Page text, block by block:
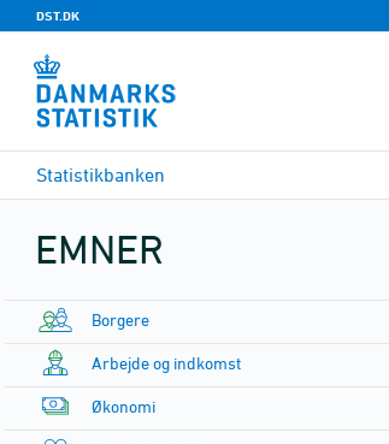
DST.DK
Statistikbanken
EMNER
Borgere
Arbejde og indkomst
Økonomi